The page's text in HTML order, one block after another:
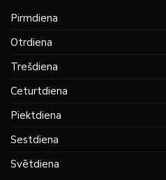
Pirmdiena
Otrdiena
Trešdiena
Ceturtdiena
Piektdiena
Sestdiena
Svētdiena